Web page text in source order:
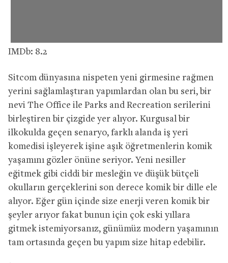
IMDb: 8.2
Sitcom dünyasına nispeten yeni girmesine rağmen
yerini sağlamlaştıran yapımlardan olan bu seri, bir
nevi The Office ile Parks and Recreation serilerini
birleştiren bir çizgide yer alıyor. Kurgusal bir
ilkokulda geçen senaryo, farklı alanda iş yeri
komedisi işleyerek işine aşık öğretmenlerin komik
yaşamını gözler önüne seriyor. Yeni nesiller
eğitmek gibi ciddi bir mesleğin ve düşük bütçeli
okulların gerçeklerini son derece komik bir dille ele
alıyor. Eğer gün içinde size enerji veren komik bir
şeyler arıyor fakat bunun için çok eski yıllara
gitmek istemiyorsanız, günümüz modern yaşamının
tam ortasında geçen bu yapım size hitap edebilir.